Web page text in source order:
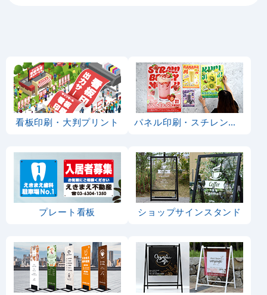
看板印刷・大判プリント パネル印刷・スチレンボード
プレート看板 ショップサインスタンド